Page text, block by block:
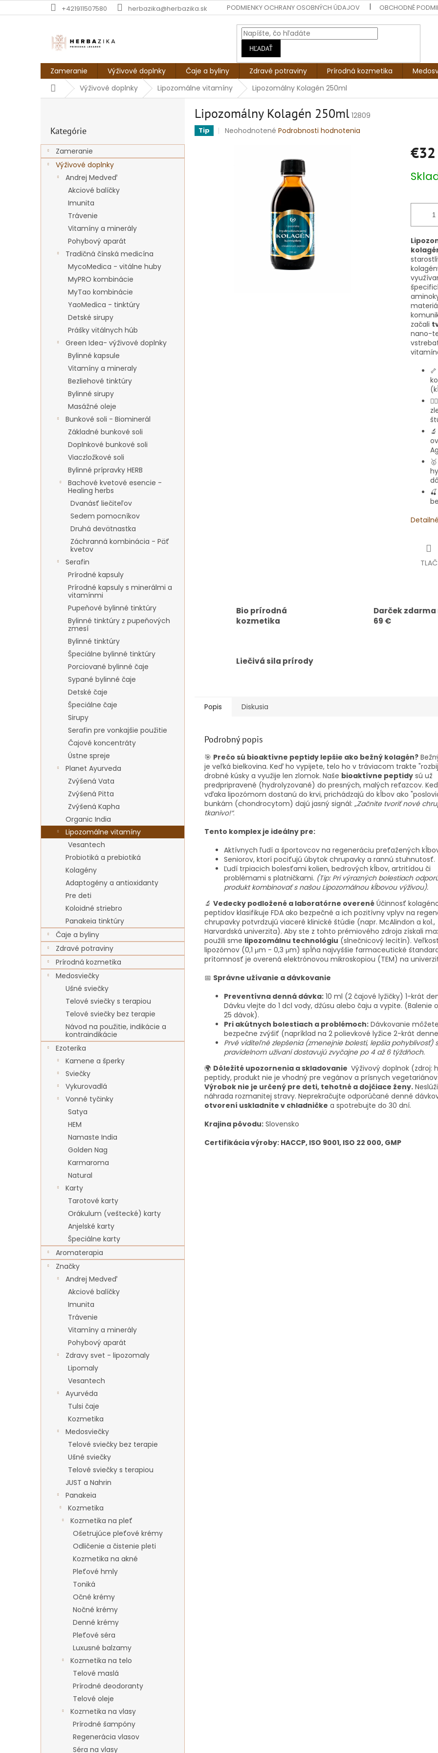
na
+421911507580 herbazika@herbazika.sk PODMIENKY OCHRANY OSOBNÝCH ÚDAJOV OBCHODNÉ
HĽADAŤ
Zameranie Výživové doplnky Čaje a byliny Zdravé potraviny Prírodná kozmetika
DomovVýživové doplnky Lipozomálne vitamíny Lipozomálny Kolagén 250ml
ý
p
kategórie
Kategórie
Zameranie
Výživové doplnky
Andrej Medveď
Akciové balíčky
Imunita
Trávenie
Vitamíny a minerály
Pohybový aparát
Tradičná čínská medicína
MycoMedica - vitálne huby
MyPRO kombinácie
MyTao kombinácie
YaoMedica - tinktúry
Detské sirupy
Prášky vitálnych húb
Green Idea- výživové doplnky
Bylinné kapsule
Vitamíny a mineraly
Bezliehové tinktúry
Bylinné sirupy
Masážné oleje
Bunkové soli - Biominerál
Základné bunkové soli
Doplnkové bunkové soli
Viaczložkové soli
Bylinné prípravky HERB
Bachové kvetové esencie -
Healing herbs
Dvanásť liečiteľov
Sedem pomocníkov
Druhá devätnastka
Záchranná kombinácia - Päť
kvetov
Serafin
Prírodné kapsuly
Prírodné kapsuly s minerálmi a
vitamínmi
Pupeňové bylinné tinktúry
Bylinné tinktúry z pupeňových
zmesí
Bylinné tinktúry
Špeciálne bylinné tinktúry
Porciované bylinné čaje
Sypané bylinné čaje
Detské čaje
Špeciálne čaje
Sirupy
Serafin pre vonkajšie použitie
Čajové koncentráty
Ústne spreje
Planet Ayurveda
Zvýšená Vata
Zvýšená Pitta
Zvýšená Kapha
Organic India
Lipozomálne vitamíny
Vesantech
Probiotiká a prebiotiká
Kolagény
Adaptogény a antioxidanty
Pre deti
Koloidné striebro
Panakeia tinktúry
Čaje a byliny
Zdravé potraviny
Prírodná kozmetika
Medosviečky
Ušné sviečky
Telové sviečky s terapiou
Telové sviečky bez terapie
Návod na použitie, indikácie a
kontraindikácie
Ezoterika
Kamene a šperky
Sviečky
Vykurovadlá
Vonné tyčinky
Satya
HEM
Namaste India
Golden Nag
Karmaroma
Natural
Karty
Tarotové karty
Orákulum (veštecké) karty
Anjelské karty
Špeciálne karty
Aromaterapia
Značky
Andrej Medveď
Akciové balíčky
Imunita
Trávenie
Vitamíny a minerály
Pohybový aparát
Zdravy svet - lipozomaly
Lipomaly
Vesantech
Ayurvéda
Tulsi čaje
Kozmetika
Medosviečky
Telové sviečky bez terapie
Ušné sviečky
Telové sviečky s terapiou
JUST a Nahrin
Panakeia
Kozmetika
Kozmetika na pleť
Ošetrujúce pleťové krémy
Odličenie a čistenie pleti
Kozmetika na akné
Pleťové hmly
Toniká
Očné krémy
Nočné krémy
Denné krémy
Pleťové séra
Luxusné balzamy
Kozmetika na telo
Telové maslá
Prírodné deodoranty
Telové oleje
Kozmetika na vlasy
Prírodné šampóny
Regenerácia vlasov
Séra na vlasy
Lipozomálny Kolagén 250ml 12809
Tip
Priemerné
Neohodnotené Podrobnosti hodnotenia
€32
cena:
začali
nano-
🦴
🏃‍♂️
🔬
🥇
🍒
TLAČ
Bio prírodná
kozmetika
Darček zdarma
69 €
Liečivá sila prírody
Popis Diskusia
Podrobný popis
🎯 Prečo sú bioaktívne peptidy lepšie ako bežný kolagén?
je veľká bielkovina. Keď ho vypijete, telo ho v tráviacom trakte
drobné kúsky a využije len zlomok. Naše bioaktívne peptidy sú už
predpripravené (hydrolyzované) do presných, malých reťazcov.
vďaka lipozómom dostanú do krvi, prichádzajú do kĺbov ako
bunkám (chondrocytom) dajú jasný signál: „Začnite tvoriť nové
tkanivo!“.
Tento komplex je ideálny pre:
Aktívnych ľudí a športovcov na regeneráciu preťažených
Seniorov, ktorí pociťujú úbytok chrupavky a rannú stuhnutosť.
Ľudí trpiacich bolesťami kolien, bedrových kĺbov, artritídou či
problémami s platničkami. (Tip: Pri výrazných bolestiach
produkt kombinovať s našou Lipozomálnou kĺbovou výživou).
🔬 Vedecky podložené a laboratórne overené Účinnosť
peptidov klasifikuje FDA ako bezpečné a ich pozitívny vplyv na
chrupavky potvrdzujú viaceré klinické štúdie (napr. McAlindon a kol.,
Harvardská univerzita). Aby ste z tohto prémiového zdroja získali
použili sme lipozomálnu technológiu (slnečnicový lecitín).
lipozómov (0,1 μm - 0,3 μm) spĺňa najvyššie farmaceutické
prítomnosť je overená elektrónovou mikroskopiou (TEM) na
📅 Správne užívanie a dávkovanie
Preventívna denná dávka: 10 ml (2 čajové lyžičky) 1-krát
Dávku vlejte do 1 dcl vody, džúsu alebo čaju a vypite. (Balenie
25 dávok).
Pri akútnych bolestiach a problémoch: Dávkovanie môžete
bezpečne zvýšiť (napríklad na 2 polievkové lyžice 2-krát
Prvé viditeľné zlepšenia (zmenejnie bolesti, lepšia pohyblivosť)
pravidelnom užívaní dostavujú zvyčajne po 4 až 6 týždňoch.
🌍 Dôležité upozornenia a skladovanie Výživový doplnok (zdroj:
peptidy, produkt nie je vhodný pre vegánov a prísnych
Výrobok nie je určený pre deti, tehotné a dojčiace ženy.
náhrada rozmanitej stravy. Neprekračujte odporúčané denné
otvorení uskladnite v chladničke a spotrebujte do 30 dní.
Krajina pôvodu: Slovensko
Certifikácia výroby: HACCP, ISO 9001, ISO 22 000, GMP